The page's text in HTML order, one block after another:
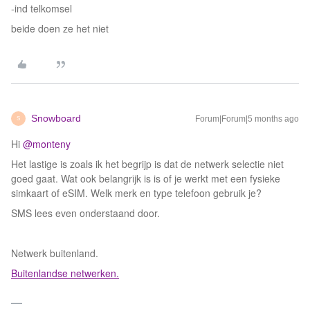
-ind telkomsel
beide doen ze het niet
S Snowboard Forum|Forum|5 months ago
Hi ​ @monteny
Het lastige is zoals ik het begrijp is dat de netwerk selectie niet
goed gaat. Wat ook belangrijk is is of je werkt met een fysieke
simkaart of eSIM. Welk merk en type telefoon gebruik je?
SMS lees even onderstaand door.
Netwerk buitenland.
Buitenlandse netwerken.